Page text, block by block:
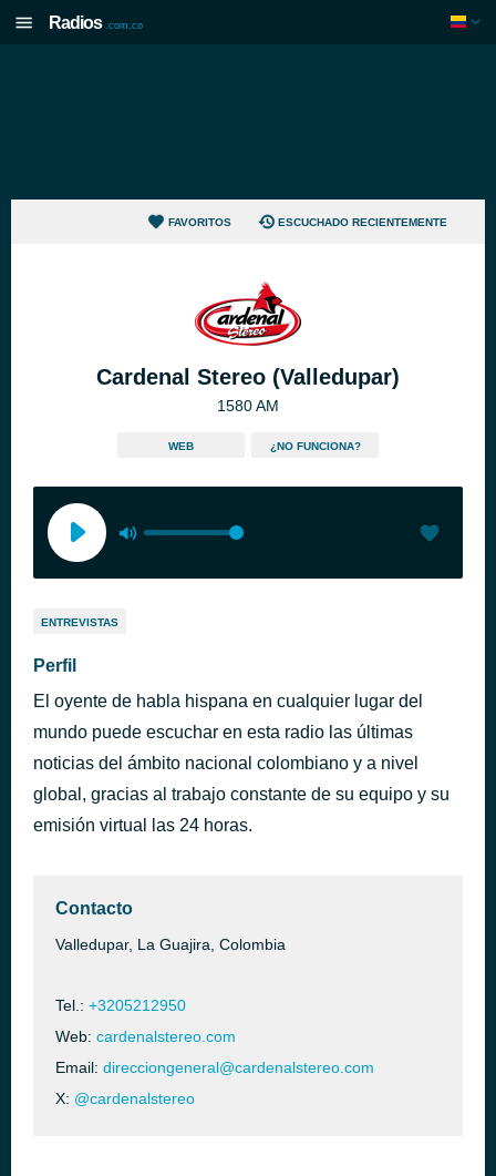
Radios .com.co
FAVORITOS ESCUCHADO RECIENTEMENTE
Cardenal Stereo (Valledupar)
1580 AM
WEB ¿NO FUNCIONA?
ENTREVISTAS
Perfil
El oyente de habla hispana en cualquier lugar del
mundo puede escuchar en esta radio las últimas
noticias del ámbito nacional colombiano y a nivel
global, gracias al trabajo constante de su equipo y su
emisión virtual las 24 horas.
Contacto
Valledupar, La Guajira, Colombia
Tel.: +3205212950
Web: cardenalstereo.com
Email: direcciongeneral@cardenalstereo.com
X: @cardenalstereo